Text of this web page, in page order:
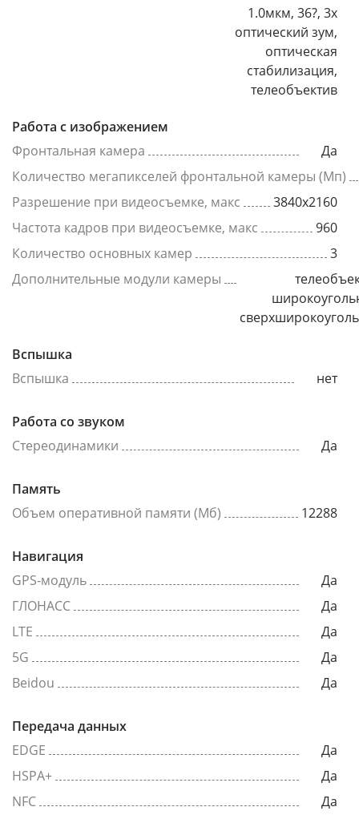
1.0мкм, 36?, 3x
оптический зум,
оптическая
стабилизация,
телеобъектив
Работа с изображением
Фронтальная камера
Да
Количество мегапикселей фронтальной камеры (Мп)
Разрешение при видеосъемке, макс
3840x2160
Частота кадров при видеосъемке, макс
960
Количество основных камер
3
Дополнительные модули камеры
Вспышка
Вспышка
нет
Работа со звуком
Стереодинамики
Да
Память
Объем оперативной памяти (Мб)
12288
Навигация
GPS-модуль
Да
ГЛОНАСС
Да
LTE
Да
5G
Да
Beidou
Да
Передача данных
EDGE
Да
HSPA+
Да
NFC
Да